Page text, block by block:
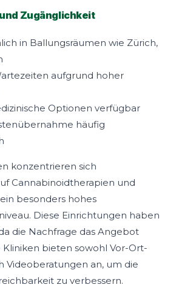
Zugänglichkeit
in Ballungsräumen wie Zürich,
aufgrund hoher
Optionen verfügbar
häufig
konzentrieren sich
Cannabinoidtherapien und
besonders hohes
Diese Einrichtungen haben
die Nachfrage das Angebot
Kliniken bieten sowohl Vor-Ort-
Videoberatungen an, um die
zu verbessern.